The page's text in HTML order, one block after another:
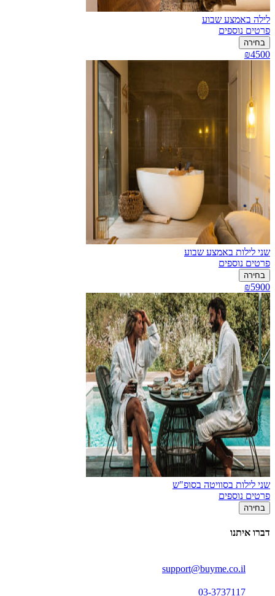
לילה באמצע שבוע
פרטים נוספים
בחירה
₪4500
שני לילות באמצע שבוע
פרטים נוספים
בחירה
₪5900
שני לילות בסוויטה בסופ"ש
פרטים נוספים
בחירה
דברו איתנו
support@buyme.co.il
03-3737117